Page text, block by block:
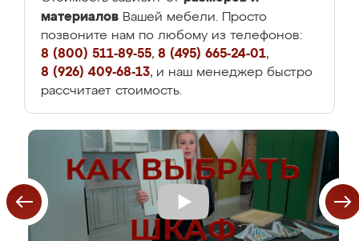
материалов Вашей мебели. Просто
позвоните нам по любому из телефонов:
8 (800) 511-89-55, 8 (495) 665-24-01,
8 (926) 409-68-13, и наш менеджер быстро
рассчитает стоимость.